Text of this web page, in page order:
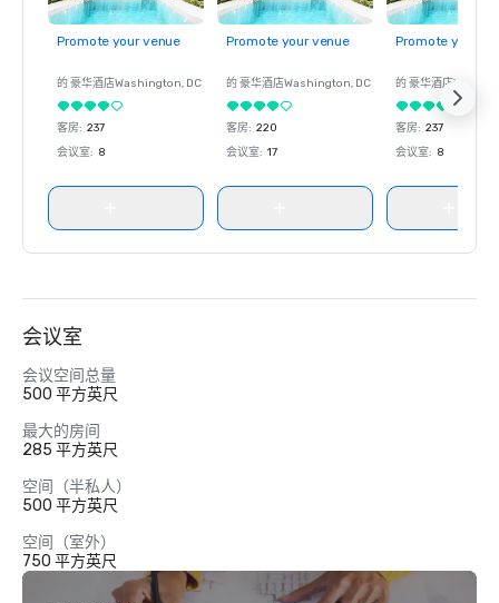
Promote your venue
的 豪华酒店Washington, DC
客房: 237
会议室: 8
Promote your venue
的 豪华酒店Washington, DC
客房: 220
会议室: 17
Promote your
的 豪华酒店
客房: 237
会议室: 8
会议室
会议空间总量
500 平方英尺
最大的房间
285 平方英尺
空间（半私人）
500 平方英尺
空间（室外）
750 平方英尺